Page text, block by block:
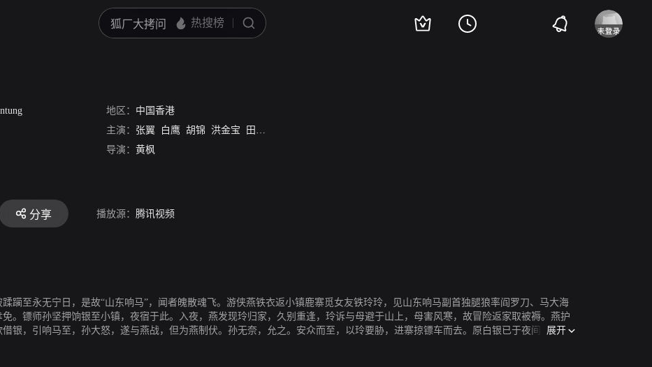
地区： 中国香港
主演： 张翼 白鹰 胡锦 洪金宝 田蜜
导演： 黄枫
分享 播放源： 腾讯视频
躏至永无宁日，是故“山东响马”，闻者魄散魂飞。游侠燕铁衣返小镇鹿寨觅女友铁玲玲，见山东响马副首独腿狼率阎罗刀、马大海
。镖师孙坚押饷银至小镇，夜宿于此。入夜，燕发现玲归家，久别重逢，玲诉与母避于山上，母害风寒，故冒险返家取被褥。燕护
银，引响马至，孙大怒，遂与燕战，但为燕制伏。孙无奈，允之。安众而至，以玲要胁，进寨掠镖车而去。原白银已于夜间给偷龙
展开